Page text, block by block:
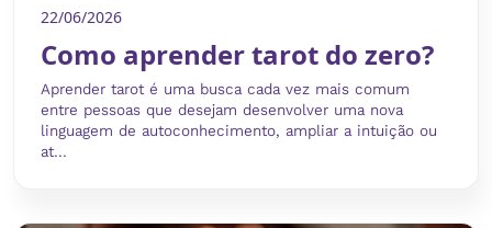
22/06/2026
Como aprender tarot do zero?
Aprender tarot é uma busca cada vez mais comum
entre pessoas que desejam desenvolver uma nova
linguagem de autoconhecimento, ampliar a intuição ou
at...